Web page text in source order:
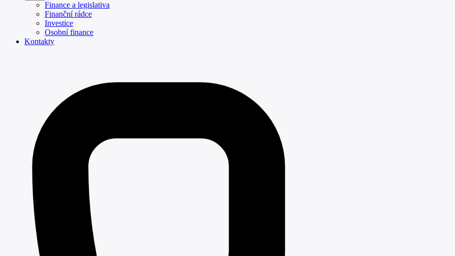
Finance a legislativa
Finanční rádce
Investice
Osobní finance
Kontakty